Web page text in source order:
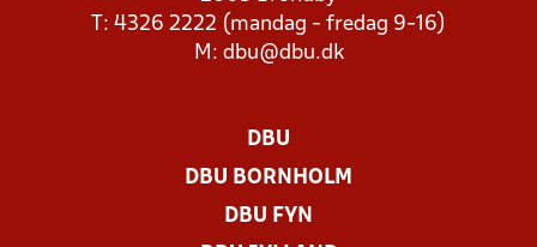
T: 4326 2222 (mandag - fredag 9-16)
M: dbu@dbu.dk
DBU
DBU BORNHOLM
DBU FYN